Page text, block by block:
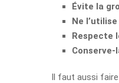
Évite la
Ne
Respecte
Conserve-
Il faut aussi faire